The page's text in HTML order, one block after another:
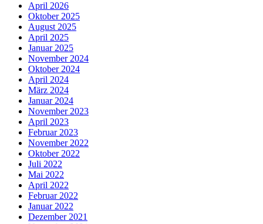
April 2026
Oktober 2025
August 2025
April 2025
Januar 2025
November 2024
Oktober 2024
April 2024
März 2024
Januar 2024
November 2023
April 2023
Februar 2023
November 2022
Oktober 2022
Juli 2022
Mai 2022
April 2022
Februar 2022
Januar 2022
Dezember 2021